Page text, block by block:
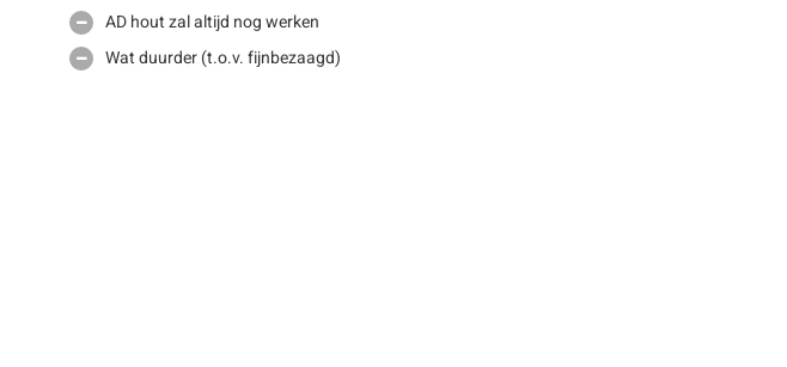
AD hout zal altijd nog werken
Wat duurder (t.o.v. fijnbezaagd)